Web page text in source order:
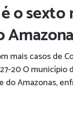
o
mais casos de
20 O município
Amazonas,